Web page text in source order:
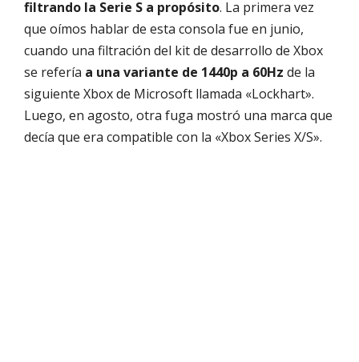
filtrando la Serie S a propósito. La primera vez
que oímos hablar de esta consola fue en junio,
cuando una filtración del kit de desarrollo de Xbox
se refería a una variante de 1440p a 60Hz de la
siguiente Xbox de Microsoft llamada «Lockhart».
Luego, en agosto, otra fuga mostró una marca que
decía que era compatible con la «Xbox Series X/S».